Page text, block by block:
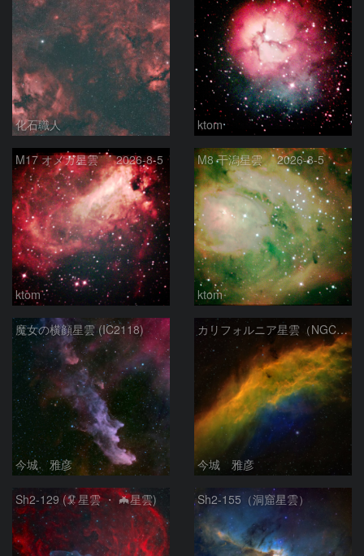
化石職人 ktom
M17 オメガ星雲 2026-8-5
ktom
M8 干潟星雲 2026-8-5
ktom
魔女の横顔星雲 (IC2118)
今城 雅彦
カリフォルニア星雲（NGC 1499）
今城 雅彦
Sh2-129 (🦑星雲 ・ 🦇星雲) Sh2-155（洞窟星雲）